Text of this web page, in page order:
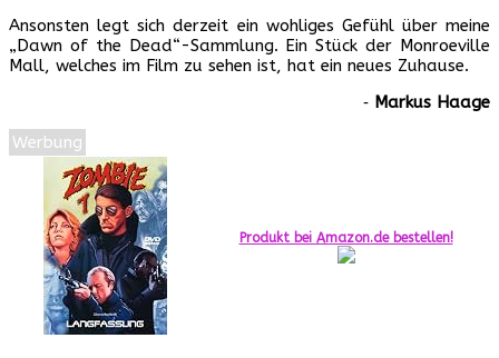
Ansonsten legt sich derzeit ein wohliges Gefühl über meine
„Dawn of the Dead“-Sammlung. Ein Stück der Monroeville
Mall, welches im Film zu sehen ist, hat ein neues Zuhause.
‐ Markus Haage
Werbung
Produkt bei Amazon.de bestellen!